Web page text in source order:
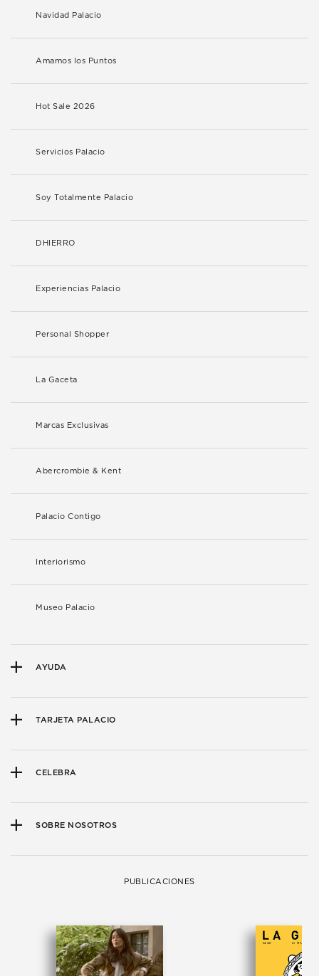
Navidad Palacio
Amamos los Puntos
Hot Sale 2026
Servicios Palacio
Soy Totalmente Palacio
DHIERRO
Experiencias Palacio
Personal Shopper
La Gaceta
Marcas Exclusivas
Abercrombie & Kent
Palacio Contigo
Interiorismo
Museo Palacio
AYUDA
TARJETA PALACIO
CELEBRA
SOBRE NOSOTROS
PUBLICACIONES